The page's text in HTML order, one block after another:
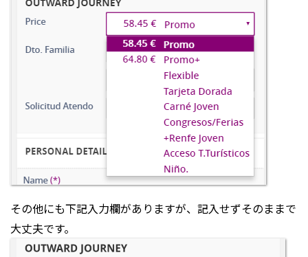
その他にも下記入力欄がありますが、記入せずそのままで
大丈夫です。